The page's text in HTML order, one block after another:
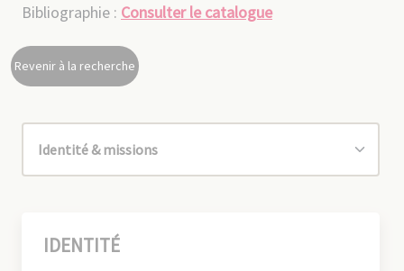
Bibliographie : Consulter le catalogue
Revenir à la recherche
IDENTITÉ